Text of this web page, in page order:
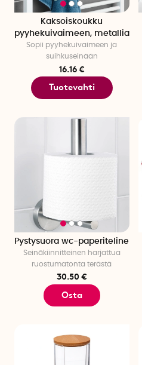
Kaksoiskoukku
pyyhekuivaimeen, metallia
Sopii pyyhekuivaimeen ja
suihkuseinään
16.16 €
Tuotevahti
Pystysuora wc-paperiteline
Seinäkiinnitteinen harjattua
ruostumatonta terästä
30.50 €
Osta